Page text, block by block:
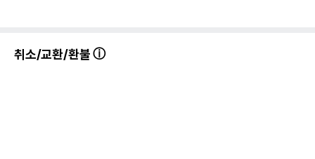
품명 및 모델명
취소/교환/환불